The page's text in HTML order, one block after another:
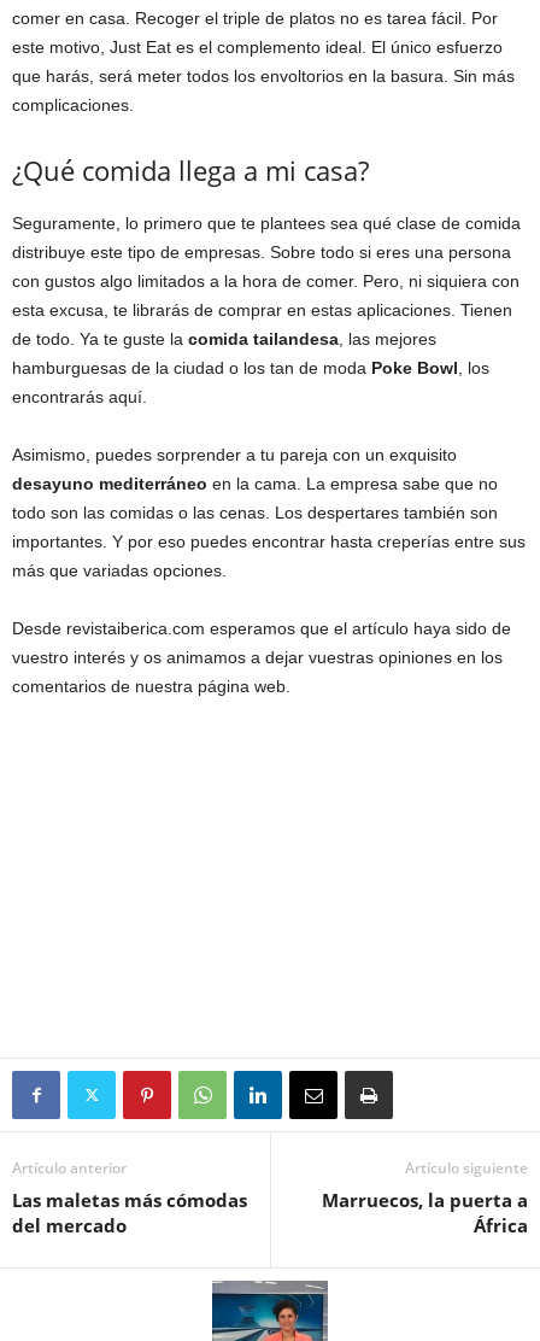
comer en casa. Recoger el triple de platos no es tarea fácil. Por
este motivo, Just Eat es el complemento ideal. El único esfuerzo
que harás, será meter todos los envoltorios en la basura. Sin más
complicaciones.
¿Qué comida llega a mi casa?
Seguramente, lo primero que te plantees sea qué clase de comida
distribuye este tipo de empresas. Sobre todo si eres una persona
con gustos algo limitados a la hora de comer. Pero, ni siquiera con
esta excusa, te librarás de comprar en estas aplicaciones. Tienen
de todo. Ya te guste la comida tailandesa , las mejores
hamburguesas de la ciudad o los tan de moda Poke Bowl , los
encontrarás aquí.
Asimismo, puedes sorprender a tu pareja con un exquisito
desayuno mediterráneo en la cama. La empresa sabe que no
todo son las comidas o las cenas. Los despertares también son
importantes. Y por eso puedes encontrar hasta creperías entre sus
más que variadas opciones.
Desde revistaiberica.com esperamos que el artículo haya sido de
vuestro interés y os animamos a dejar vuestras opiniones en los
comentarios de nuestra página web.
Artículo anterior
Las maletas más cómodas
del mercado
Artículo siguiente
Marruecos, la puerta a
África